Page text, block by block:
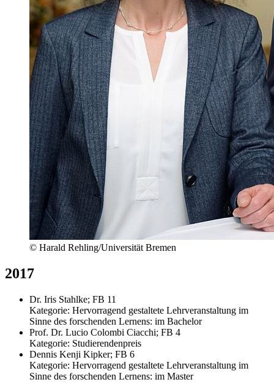
© Harald Rehling/Universität Bremen
2017
Dr. Iris Stahlke; FB 11
Kategorie: Hervorragend gestaltete Lehrveranstaltung im
Sinne des forschenden Lernens: im Bachelor
Prof. Dr. Lucio Colombi Ciacchi; FB 4
Kategorie: Studierendenpreis
Dennis Kenji Kipker; FB 6
Kategorie: Hervorragend gestaltete Lehrveranstaltung im
Sinne des forschenden Lernens: im Master